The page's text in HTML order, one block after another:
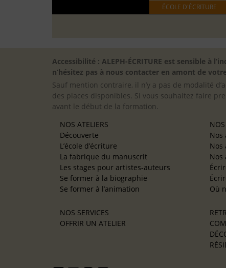
ÉCOLE D'ÉCRITURE
Accessibilité : ALEPH-ÉCRITURE est sensible à
n’hésitez pas à nous contacter en amont de
Sauf mention contraire, il n’y a pas de modalité
des places disponibles. Si vous souhaitez faire
avant le début de la formation.
NOS ATELIERS
Découverte
L’école d’écriture
La fabrique du manuscrit
Les stages pour artistes-auteurs
Se former à la biographie
Se former à l’animation
NOS SERVICES
OFFRIR UN ATELIER
NOS
Nos
Nos
Nos
Où